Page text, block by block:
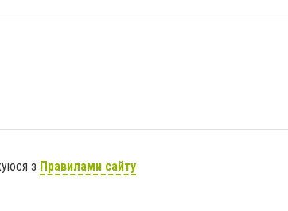
з Правилами сайту